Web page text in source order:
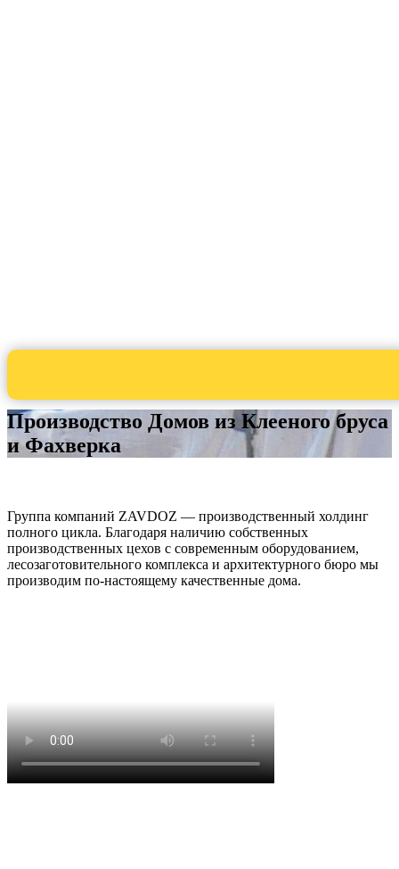
Производство Домов из Клееного бруса
и Фахверка
Группа компаний ZAVDOZ — производственный холдинг
полного цикла. Благодаря наличию собственных
производственных цехов с современным оборудованием,
лесозаготовительного комплекса и архитектурного бюро мы
производим по-настоящему качественные дома.